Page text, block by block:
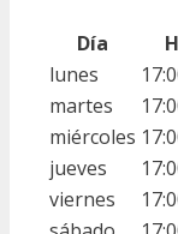
Día
lunes
martes
miércoles
jueves
viernes